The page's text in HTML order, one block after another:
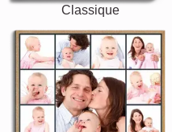
Classique